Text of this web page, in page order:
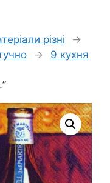
різні
→
→
9 кухня